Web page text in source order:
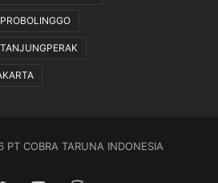
COBRA TARUNA INDONESIA